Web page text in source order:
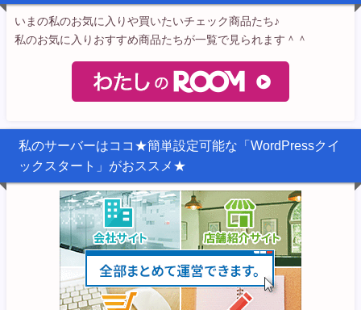
いまの私のお気に入りや買いたいチェック商品たち♪
私のお気に入りおすすめ商品たちが一覧で見られます＾＾
私のサーバーはココ★簡単設定可能な「WordPressクイ
ックスタート」がおススメ★